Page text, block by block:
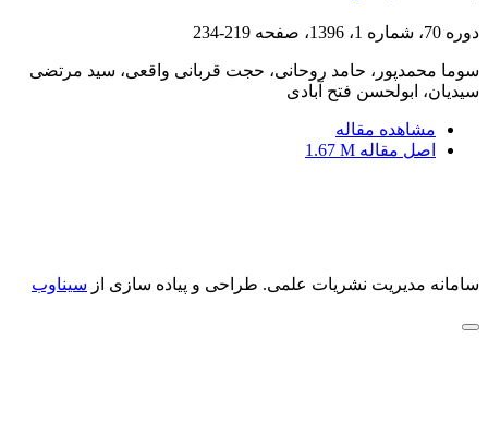
دوره 70، شماره 1، 1396، صفحه 219-234
سوما محمدپور، حامد روحانی، حجت قربانی واقعی، سید مرتضی
سیدیان، ابولحسن فتح آبادی
مشاهده مقاله
اصل مقاله 1.67 M
سامانه مدیریت نشریات علمی. طراحی و پیاده سازی از سیناوب